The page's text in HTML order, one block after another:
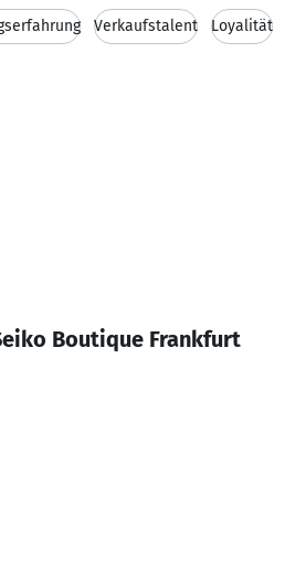
Verkaufstalent Loyalität
Boutique Frankfurt